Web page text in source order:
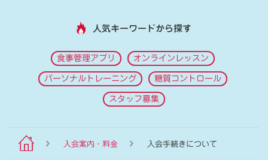
人気キーワードから探す
食事管理アプリ オンラインレッスン
パーソナルトレーニング 糖質コントロール
スタッフ募集
入会案内・料金 入会手続きについて